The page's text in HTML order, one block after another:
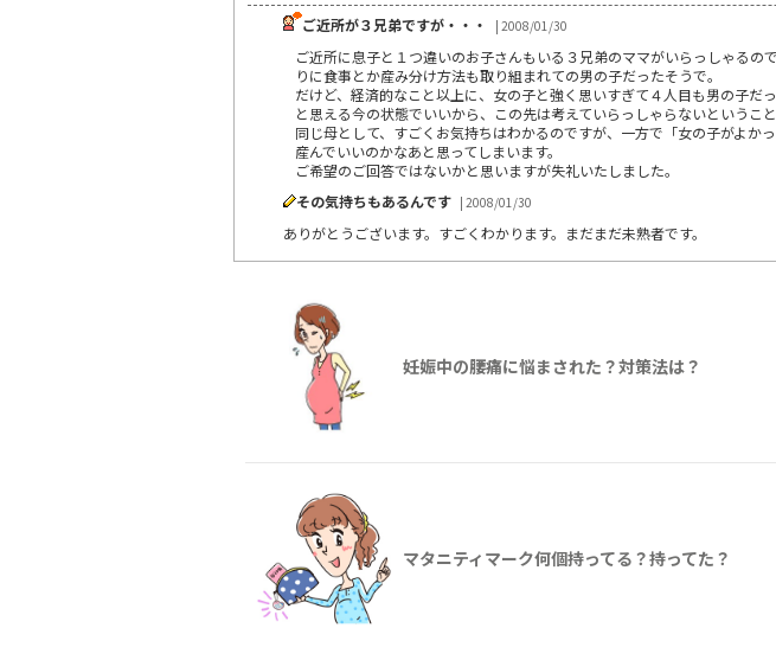
ご近所が３兄弟ですが・・・
| 2008/01/30
ご近所に息子と１つ違いのお子さんもいる３兄弟のママがいらっしゃる
りに食事とか産み分け方法も取り組まれての男の子だったそうで。
だけど、経済的なこと以上に、女の子と強く思いすぎて４人目も男の子
と思える今の状態でいいから、この先は考えていらっしゃらないということ
同じ母として、すごくお気持ちはわかるのですが、一方で「女の子がよ
産んでいいのかなあと思ってしまいます。
ご希望のご回答ではないかと思いますが失礼いたしました。
その気持ちもあるんです | 2008/01/30
ありがとうございます。すごくわかります。まだまだ未熟者です。
妊娠中の腰痛に悩まされた？対策法は？
マタニティマーク何個持ってる？持ってた？